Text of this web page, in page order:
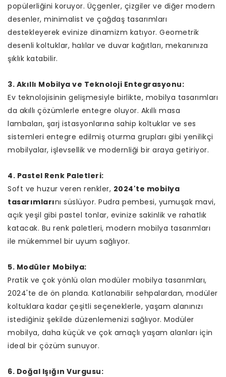
popülerliğini koruyor. Üçgenler, çizgiler ve diğer modern
desenler, minimalist ve çağdaş tasarımları
destekleyerek evinize dinamizm katıyor. Geometrik
desenli koltuklar, halılar ve duvar kağıtları, mekanınıza
şıklık katabilir.
3. Akıllı Mobilya ve Teknoloji Entegrasyonu:
Ev teknolojisinin gelişmesiyle birlikte, mobilya tasarımları
da akıllı çözümlerle entegre oluyor. Akıllı masa
lambaları, şarj istasyonlarına sahip koltuklar ve ses
sistemleri entegre edilmiş oturma grupları gibi yenilikçi
mobilyalar, işlevsellik ve modernliği bir araya getiriyor.
4. Pastel Renk Paletleri:
Soft ve huzur veren renkler, 2024'te mobilya
tasarımlarını süslüyor. Pudra pembesi, yumuşak mavi,
açık yeşil gibi pastel tonlar, evinize sakinlik ve rahatlık
katacak. Bu renk paletleri, modern mobilya tasarımları
ile mükemmel bir uyum sağlıyor.
5. Modüler Mobilya:
Pratik ve çok yönlü olan modüler mobilya tasarımları,
2024'te de ön planda. Katlanabilir sehpalardan, modüler
koltuklara kadar çeşitli seçeneklerle, yaşam alanınızı
istediğiniz şekilde düzenlemenizi sağlıyor. Modüler
mobilya, daha küçük ve çok amaçlı yaşam alanları için
ideal bir çözüm sunuyor.
6. Doğal Işığın Vurgusu: